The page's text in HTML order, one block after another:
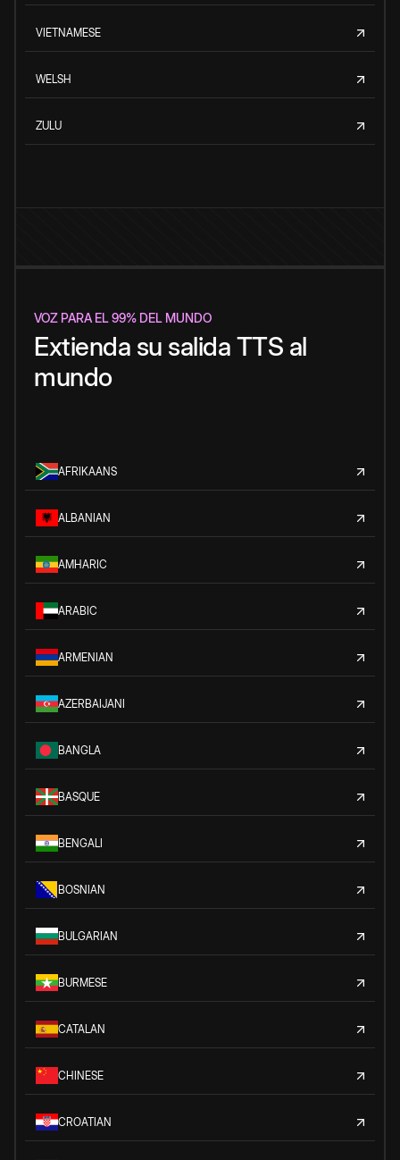
VIETNAMESE
WELSH
ZULU
VOZ PARA EL 99% DEL MUNDO
Extienda su salida TTS al
mundo
AFRIKAANS
ALBANIAN
AMHARIC
ARABIC
ARMENIAN
AZERBAIJANI
BANGLA
BASQUE
BENGALI
BOSNIAN
BULGARIAN
BURMESE
CATALAN
CHINESE
CROATIAN